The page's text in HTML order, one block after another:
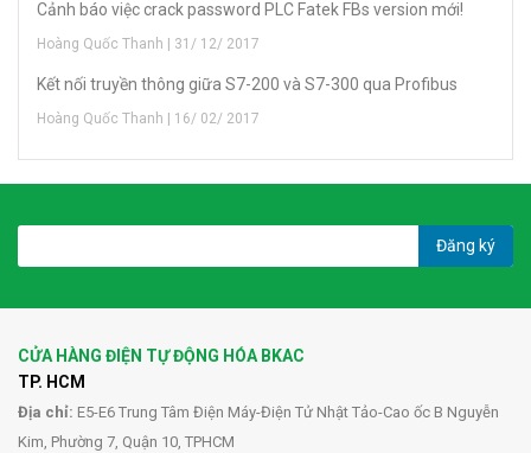
Cảnh báo việc crack password PLC Fatek FBs version mới!
Hoàng Quốc Thanh | 31/ 12/ 2017
Kết nối truyền thông giữa S7-200 và S7-300 qua Profibus
Hoàng Quốc Thanh | 16/ 02/ 2017
Đăng ký
CỬA HÀNG ĐIỆN TỰ ĐỘNG HÓA BKAC
TP. HCM
Địa chỉ: E5-E6 Trung Tâm Điện Máy-Điện Tử Nhật Tảo-Cao ốc B Nguyễn
Kim, Phường 7, Quận 10, TPHCM